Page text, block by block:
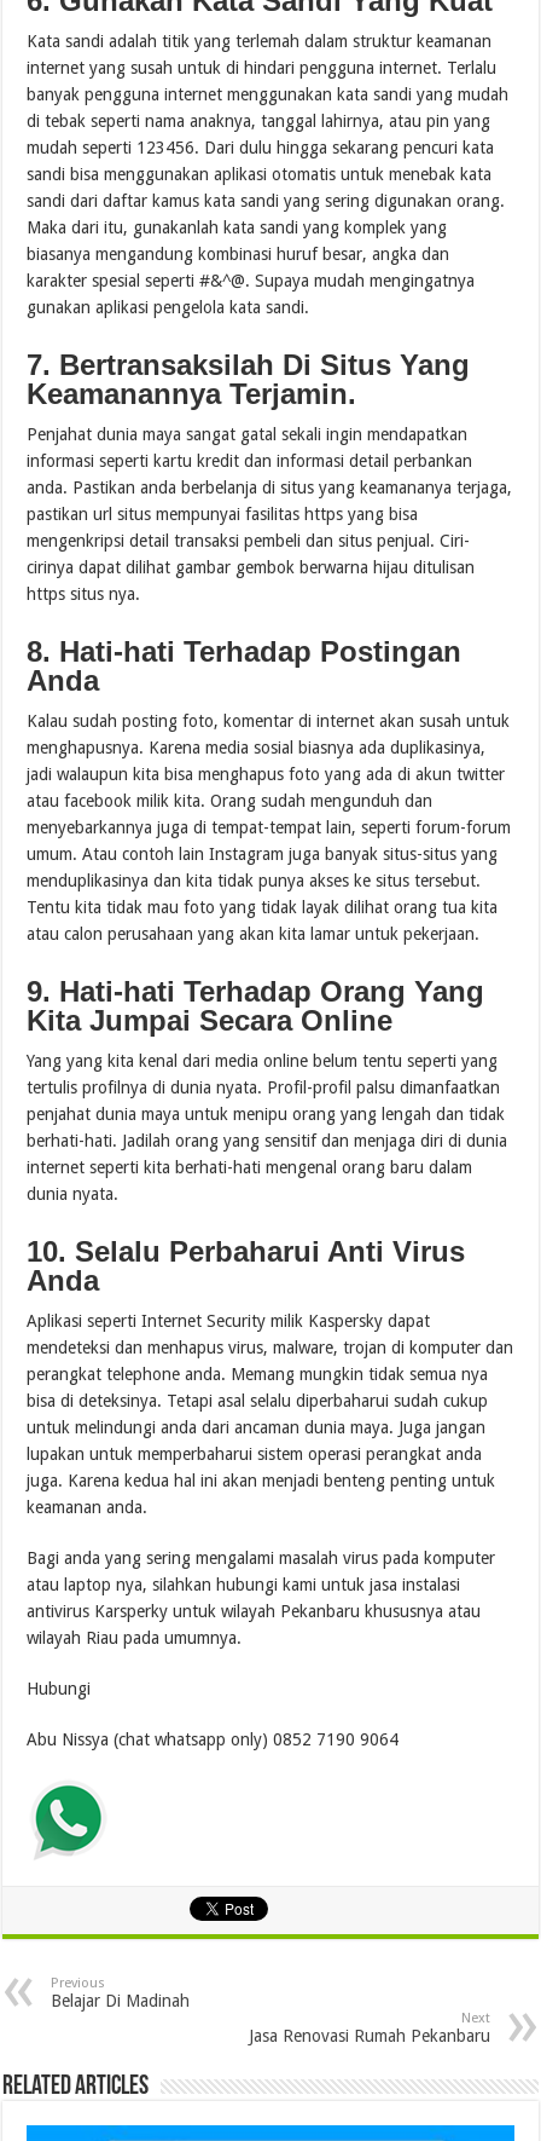
Kata sandi adalah titik yang terlemah dalam struktur keamanan
internet yang susah untuk di hindari pengguna internet. Terlalu
banyak pengguna internet menggunakan kata sandi yang mudah
di tebak seperti nama anaknya, tanggal lahirnya, atau pin yang
mudah seperti 123456. Dari dulu hingga sekarang pencuri kata
sandi bisa menggunakan aplikasi otomatis untuk menebak kata
sandi dari daftar kamus kata sandi yang sering digunakan orang.
Maka dari itu, gunakanlah kata sandi yang komplek yang
biasanya mengandung kombinasi huruf besar, angka dan
karakter spesial seperti #&^@. Supaya mudah mengingatnya
gunakan aplikasi pengelola kata sandi.
7. Bertransaksilah Di Situs Yang
Keamanannya Terjamin.
Penjahat dunia maya sangat gatal sekali ingin mendapatkan
informasi seperti kartu kredit dan informasi detail perbankan
anda. Pastikan anda berbelanja di situs yang keamananya terjaga,
pastikan url situs mempunyai fasilitas https yang bisa
mengenkripsi detail transaksi pembeli dan situs penjual. Ciri-
cirinya dapat dilihat gambar gembok berwarna hijau ditulisan
https situs nya.
8. Hati-hati Terhadap Postingan
Anda
Kalau sudah posting foto, komentar di internet akan susah untuk
menghapusnya. Karena media sosial biasnya ada duplikasinya,
jadi walaupun kita bisa menghapus foto yang ada di akun twitter
atau facebook milik kita. Orang sudah mengunduh dan
menyebarkannya juga di tempat-tempat lain, seperti forum-forum
umum. Atau contoh lain Instagram juga banyak situs-situs yang
menduplikasinya dan kita tidak punya akses ke situs tersebut.
Tentu kita tidak mau foto yang tidak layak dilihat orang tua kita
atau calon perusahaan yang akan kita lamar untuk pekerjaan.
9. Hati-hati Terhadap Orang Yang
Kita Jumpai Secara Online
Yang yang kita kenal dari media online belum tentu seperti yang
tertulis profilnya di dunia nyata. Profil-profil palsu dimanfaatkan
penjahat dunia maya untuk menipu orang yang lengah dan tidak
berhati-hati. Jadilah orang yang sensitif dan menjaga diri di dunia
internet seperti kita berhati-hati mengenal orang baru dalam
dunia nyata.
10. Selalu Perbaharui Anti Virus
Anda
Aplikasi seperti Internet Security milik Kaspersky dapat
mendeteksi dan menhapus virus, malware, trojan di komputer dan
perangkat telephone anda. Memang mungkin tidak semua nya
bisa di deteksinya. Tetapi asal selalu diperbaharui sudah cukup
untuk melindungi anda dari ancaman dunia maya. Juga jangan
lupakan untuk memperbaharui sistem operasi perangkat anda
juga. Karena kedua hal ini akan menjadi benteng penting untuk
keamanan anda.
Bagi anda yang sering mengalami masalah virus pada komputer
atau laptop nya, silahkan hubungi kami untuk jasa instalasi
antivirus Karsperky untuk wilayah Pekanbaru khususnya atau
wilayah Riau pada umumnya.
Hubungi
Abu Nissya (chat whatsapp only) 0852 7190 9064
Previous
Belajar Di Madinah
Next
Jasa Renovasi Rumah Pekanbaru
Related Articles